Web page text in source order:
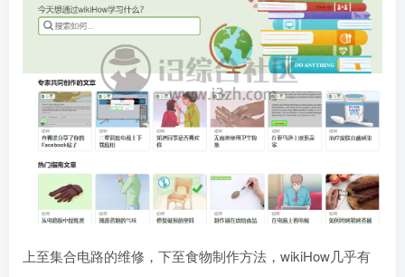
上至集合电路的维修，下至食物制作方法，wikiHow几乎有